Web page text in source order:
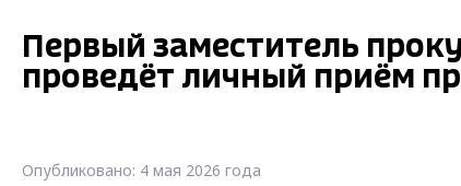
Первый заместитель
проведёт личный приём
Опубликовано: 4 мая 2026 года